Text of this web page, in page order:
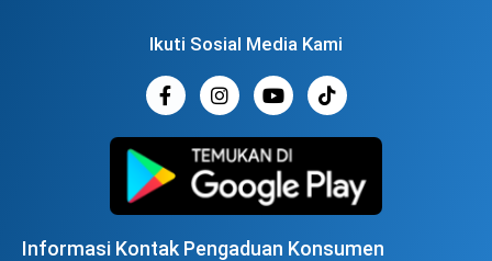
Ikuti Sosial Media Kami
Informasi Kontak Pengaduan Konsumen